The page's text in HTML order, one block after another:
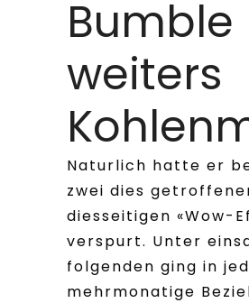
Bumble
weiters
Naturlich hatte er
zwei dies
diesseitigen «Wow-
verspurt. Unter
folgenden ging in
mehrmonatige